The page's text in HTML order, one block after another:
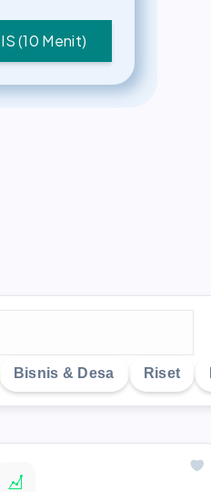
(10 Menit)
Bisnis & Desa Riset